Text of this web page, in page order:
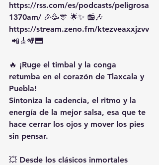
https://rss.com/es/podcasts/peligrosa
1370am/ 🎉🥳🎊 🌟✨ 📻🎶
https://stream.zeno.fm/ktezveaxxjzvv
📲🎸🪇🎹
🔥 ¡Ruge el timbal y la conga
retumba en el corazón de Tlaxcala y
Puebla!
Sintoniza la cadencia, el ritmo y la
energía de la mejor salsa, esa que te
hace cerrar los ojos y mover los pies
sin pensar.
💥 Desde los clásicos inmortales